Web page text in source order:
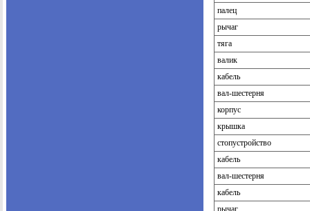
палец
рычаг
тяга
валик
кабель
вал-шестерня
корпус
крышка
стопустройство
кабель
вал-шестерня
кабель